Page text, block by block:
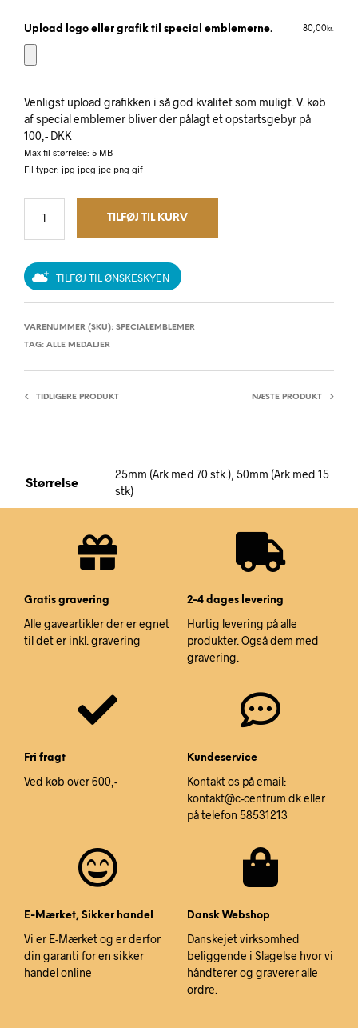
Upload logo eller grafik til special emblemerne. 80,00kr.
Venligst upload grafikken i så god kvalitet som muligt. V. køb
af special emblemer bliver der pålagt et opstartsgebyr på
100,- DKK
Max fil størrelse: 5 MB
Fil typer: jpg jpeg jpe png gif
TILFØJ TIL KURV
TILFØJ TIL ØNSKESKYEN
VARENUMMER (SKU): SPECIALEMBLEMER
TAG: ALLE MEDALJER
TIDLIGERE PRODUKT NÆSTE PRODUKT
Størrelse
25mm (Ark med 70 stk.), 50mm (Ark med 15
stk)
Gratis gravering
Alle gaveartikler der er egnet
til det er inkl. gravering
2-4 dages levering
Hurtig levering på alle
produkter. Også dem med
gravering.
Fri fragt
Ved køb over 600,-
Kundeservice
Kontakt os på email:
kontakt@c-centrum.dk eller
på telefon 58531213
E-Mærket, Sikker handel
Vi er E-Mærket og er derfor
din garanti for en sikker
handel online
Dansk Webshop
Danskejet virksomhed
beliggende i Slagelse hvor vi
håndterer og graverer alle
ordre.